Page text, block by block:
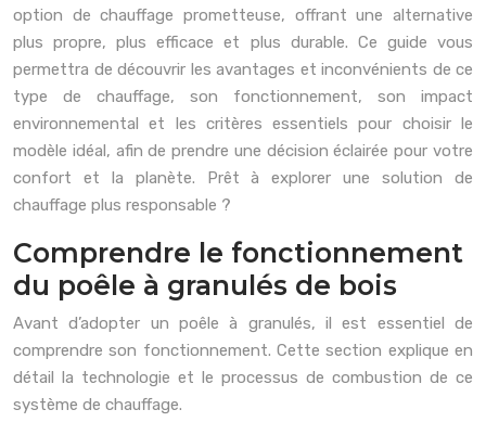
option de chauffage prometteuse, offrant une alternative
plus propre, plus efficace et plus durable. Ce guide vous
permettra de découvrir les avantages et inconvénients de ce
type de chauffage, son fonctionnement, son impact
environnemental et les critères essentiels pour choisir le
modèle idéal, afin de prendre une décision éclairée pour votre
confort et la planète. Prêt à explorer une solution de
chauffage plus responsable ?
Comprendre le fonctionnement
du poêle à granulés de bois
Avant d’adopter un poêle à granulés, il est essentiel de
comprendre son fonctionnement. Cette section explique en
détail la technologie et le processus de combustion de ce
système de chauffage.